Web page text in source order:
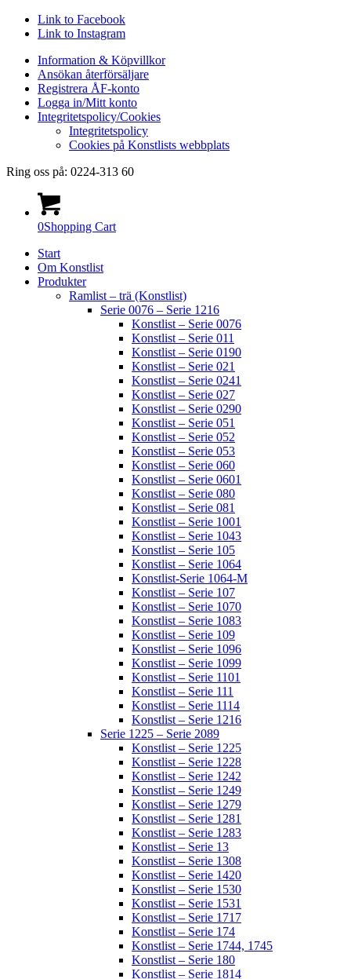
Link to Facebook
Link to Instagram
Information & Köpvillkor
Ansökan återförsäljare
Registrera ÅF-konto
Logga in/Mitt konto
Integritetspolicy/Cookies
Integritetspolicy
Cookies på Konstlists webbplats
Ring oss på: 0224-313 60
0Shopping Cart
Start
Om Konstlist
Produkter
Ramlist – trä (Konstlist)
Serie 0076 – Serie 1216
Konstlist – Serie 0076
Konstlist – Serie 011
Konstlist – Serie 0190
Konstlist – Serie 021
Konstlist – Serie 0241
Konstlist – Serie 027
Konstlist – Serie 0290
Konstlist – Serie 051
Konstlist – Serie 052
Konstlist – Serie 053
Konstlist – Serie 060
Konstlist – Serie 0601
Konstlist – Serie 080
Konstlist – Serie 081
Konstlist – Serie 1001
Konstlist – Serie 1043
Konstlist – Serie 105
Konstlist – Serie 1064
Konstlist-Serie 1064-M
Konstlist – Serie 107
Konstlist – Serie 1070
Konstlist – Serie 1083
Konstlist – Serie 109
Konstlist – Serie 1096
Konstlist – Serie 1099
Konstlist – Serie 1101
Konstlist – Serie 111
Konstlist – Serie 1114
Konstlist – Serie 1216
Serie 1225 – Serie 2089
Konstlist – Serie 1225
Konstlist – Serie 1228
Konstlist – Serie 1242
Konstlist – Serie 1249
Konstlist – Serie 1279
Konstlist – Serie 1281
Konstlist – Serie 1283
Konstlist – Serie 13
Konstlist – Serie 1308
Konstlist – Serie 1420
Konstlist – Serie 1530
Konstlist – Serie 1531
Konstlist – Serie 1717
Konstlist – Serie 174
Konstlist – Serie 1744, 1745
Konstlist – Serie 180
Konstlist – Serie 1814